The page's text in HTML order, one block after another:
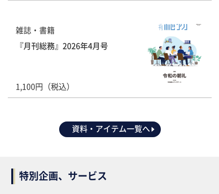
雑誌・書籍
『月刊総務』2026年4月号
1,100円（税込）
資料・アイテム一覧へ
特別企画、サービス